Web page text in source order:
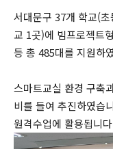
서대문구 37개 학교(
교 1곳)에 빔프로젝트
등 총 485대를 지원하
스마트교실 환경 구축
비를 들여 추진하였습
원격수업에 활용됩니